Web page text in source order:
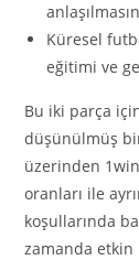
Küresel
eğitimi ve
Bu iki parça
düşünülmüş
üzerinden
oranları ile
koşullarında
zamanda etkin